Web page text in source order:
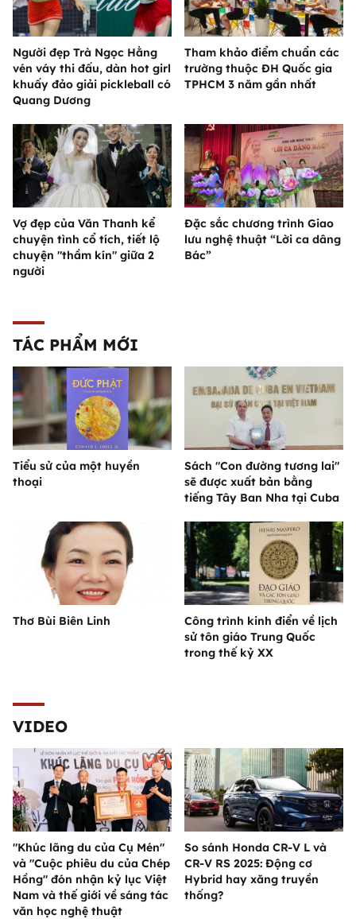
Người đẹp Trà Ngọc Hằng
vén váy thi đấu, dàn hot girl
khuấy đảo giải pickleball có
Quang Dương
Tham khảo điểm chuẩn các
trường thuộc ĐH Quốc gia
TPHCM 3 năm gần nhất
Vợ đẹp của Văn Thanh kể
chuyện tình cổ tích, tiết lộ
chuyện "thầm kín" giữa 2
người
Đặc sắc chương trình Giao
lưu nghệ thuật “Lời ca dâng
Bác”
TÁC PHẨM MỚI
Tiểu sử của một huyền
thoại
Sách "Con đường tương lai"
sẽ được xuất bản bằng
tiếng Tây Ban Nha tại Cuba
Thơ Bùi Biên Linh
Công trình kinh điển về lịch
sử tôn giáo Trung Quốc
trong thế kỷ XX
VIDEO
"Khúc lãng du của Cụ Mén"
và "Cuộc phiêu du của Chép
Hồng" đón nhận kỷ lục Việt
Nam và thế giới về sáng tác
văn học nghệ thuật
So sánh Honda CR-V L và
CR-V RS 2025: Động cơ
Hybrid hay xăng truyền
thống?